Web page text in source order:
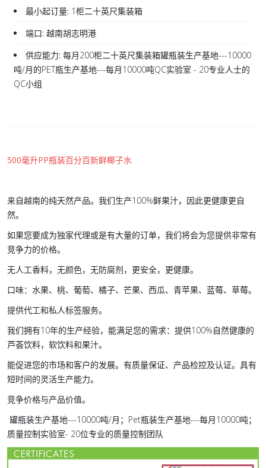
最小起订量: 1柜二十英尺集装箱
端口: 越南胡志明港
供应能力: 每月200柜二十英尺集装箱罐瓶装生产基地---10000
吨/月的PET瓶生产基地---每月10000吨QC实验室 - 20专业人士的
QC小组
500毫升PP瓶装百分百新鲜椰子水
来自越南的纯天然产品。我们生产100%鲜果汁，因此更健康更自
然。
如果您要成为独家代理或是有大量的订单，我们将会为您提供非常有
竞争力的价格。
无人工香料，无颜色，无防腐剂，更安全，更健康。
口味：水果、桃、葡萄、橘子、芒果、西瓜、青苹果、蓝莓、草莓。
提供代工和私人标签服务。
我们拥有10年的生产经验，能满足您的需求：提供100%自然健康的
芦荟饮料，软饮料和果汁。
能促进您的市场和客户的发展。有质量保证、产品检控及认证。具有
短时间的灵活生产能力。
竞争价格与产品价值。
罐瓶装生产基地---10000吨/月；Pet瓶装生产基地---每月10000吨；
质量控制实验室- 20位专业的质量控制团队